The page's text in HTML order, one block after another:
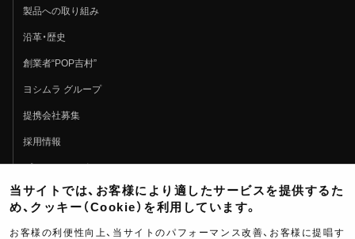
製品への取り組み
沿革・歴史
創業者“POP吉村”
ヨシムラ グループ
提携会社募集
採用情報
プライバシーポリシー
開発協力
Fan Page
当サイトでは、お客様により適したサービスを提供するた
め、クッキー（Cookie）を利用しています。
お客様の利便性向上、当サイトのパフォーマンス改善、お客様に提唱す